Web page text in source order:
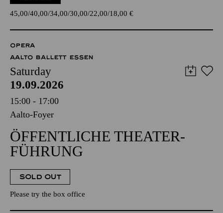
45,00 40,00 34,00 30,00 22,00 18,00 €
OPERA
AALTO BALLETT ESSEN
Saturday
19.09.2026
15:00 - 17:00
Aalto-Foyer
ÖFFENTLICHE THEATER­
FÜHRUNG
SOLD OUT
Please try the box office